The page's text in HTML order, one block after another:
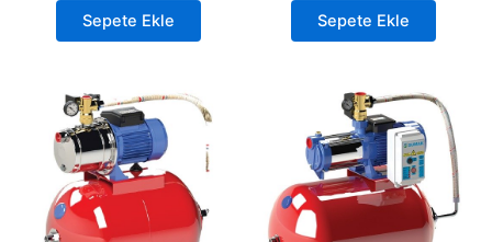
Sepete Ekle Sepete Ekle